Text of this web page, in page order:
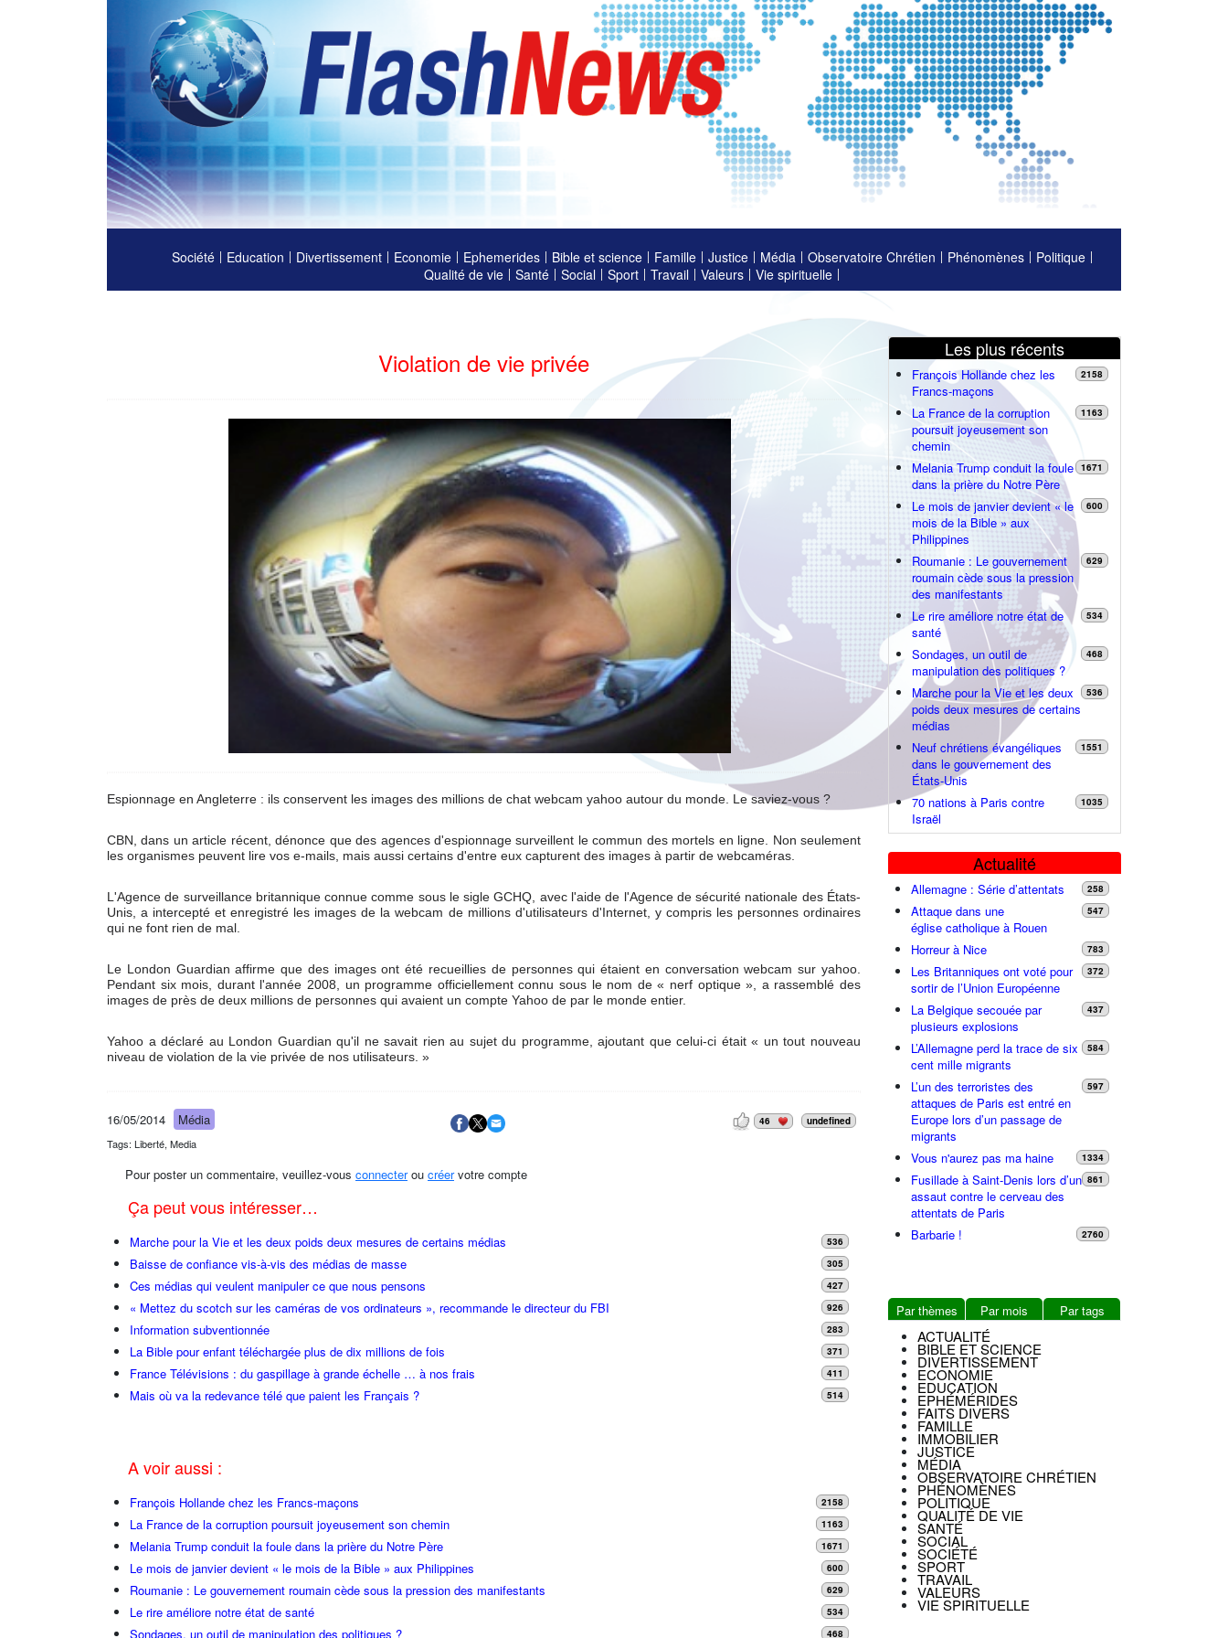
Société Education Divertissement Economie Ephemerides Bible et science Famille Justice Média Observatoire Chrétien Phénomènes
Politique
Qualité de vie
Santé Social Sport Travail Valeurs Vie spirituelle
Violation de vie privée
Espionnage en Angleterre : ils conservent les images des millions de chat webcam yahoo autour du monde. Le saviez-vous ?
CBN, dans un article récent, dénonce que des agences d'espionnage surveillent le commun des mortels en ligne. Non seulement
les organismes peuvent lire vos e-mails, mais aussi certains d'entre eux capturent des images à partir de webcaméras.
L'Agence de surveillance britannique connue comme sous le sigle GCHQ, avec l'aide de l'Agence de sécurité nationale des États-
Unis, a intercepté et enregistré les images de la webcam de millions d'utilisateurs d'Internet, y compris les personnes ordinaires
qui ne font rien de mal.
Le London Guardian affirme que des images ont été recueillies de personnes qui étaient en conversation webcam sur yahoo.
Pendant six mois, durant l'année 2008, un programme officiellement connu sous le nom de « nerf optique », a rassemblé des
images de près de deux millions de personnes qui avaient un compte Yahoo de par le monde entier.
Yahoo a déclaré au London Guardian qu'il ne savait rien au sujet du programme, ajoutant que celui-ci était « un tout nouveau
niveau de violation de la vie privée de nos utilisateurs. »
16/05/2014 Média 46 undefined
Tags: Liberté, Media
Pour poster un commentaire, veuillez-vous connecterou créervotre compte
Ça peut vous intéresser…
Marche pour la Vie et les deux poids deux mesures de certains médias 536
Baisse de confiance vis-à-vis des médias de masse 305
Ces médias qui veulent manipuler ce que nous pensons 427
« Mettez du scotch sur les caméras de vos ordinateurs », recommande le directeur du FBI 926
Information subventionnée 283
La Bible pour enfant téléchargée plus de dix millions de fois 371
France Télévisions : du gaspillage à grande échelle … à nos frais 411
Mais où va la redevance télé que paient les Français ? 514
A voir aussi :
François Hollande chez les Francs-maçons 2158
La France de la corruption poursuit joyeusement son chemin 1163
Melania Trump conduit la foule dans la prière du Notre Père 1671
Le mois de janvier devient « le mois de la Bible » aux Philippines 600
Roumanie : Le gouvernement roumain cède sous la pression des manifestants 629
Le rire améliore notre état de santé 534
Sondages, un outil de manipulation des politiques ? 468
Les plus récents
François Hollande chez les
Francs-maçons
2158
La France de la corruption
poursuit joyeusement son
chemin
1163
Melania Trump conduit la foule
dans la prière du Notre Père
1671
Le mois de janvier devient « le
mois de la Bible » aux
Philippines
600
Roumanie : Le gouvernement
roumain cède sous la pression
des manifestants
629
Le rire améliore notre état de
santé
534
Sondages, un outil de
manipulation des politiques ?
468
Marche pour la Vie et les deux
poids deux mesures de certains
médias
536
Neuf chrétiens évangéliques
dans le gouvernement des
États-Unis
1551
70 nations à Paris contre
Israël
1035
Actualité
Allemagne : Série d’attentats 258
Attaque dans une
église catholique à Rouen
547
Horreur à Nice 783
Les Britanniques ont voté pour
sortir de l’Union Européenne
372
La Belgique secouée par
plusieurs explosions
437
L’Allemagne perd la trace de six
cent mille migrants
584
L’un des terroristes des
attaques de Paris est entré en
Europe lors d’un passage de
migrants
597
Vous n'aurez pas ma haine 1334
Fusillade à Saint-Denis lors d’un
assaut contre le cerveau des
attentats de Paris
861
Barbarie ! 2760
Par thèmes Par mois Par tags
ACTUALITÉ
BIBLE ET SCIENCE
DIVERTISSEMENT
ECONOMIE
EDUCATION
EPHÉMÉRIDES
FAITS DIVERS
FAMILLE
IMMOBILIER
JUSTICE
MÉDIA
OBSERVATOIRE CHRÉTIEN
PHÉNOMÈNES
POLITIQUE
QUALITÉ DE VIE
SANTÉ
SOCIAL
SOCIÉTÉ
SPORT
TRAVAIL
VALEURS
VIE SPIRITUELLE